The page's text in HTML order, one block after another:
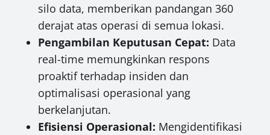
silo data, memberikan pandangan 360
derajat atas operasi di semua lokasi.
Pengambilan Keputusan Cepat: Data
real-time memungkinkan respons
proaktif terhadap insiden dan
optimalisasi operasional yang
berkelanjutan.
Efisiensi Operasional: Mengidentifikasi